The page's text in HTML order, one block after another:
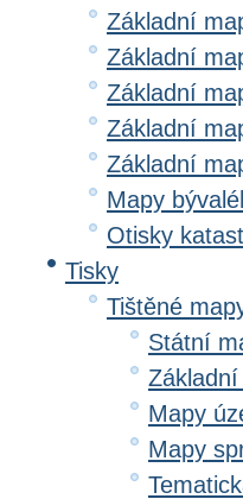
Základní
Základní
Základní
Základní
Základní
Mapy
Otisky
Tisky
Tištěné
Státní
Mapy
Mapy